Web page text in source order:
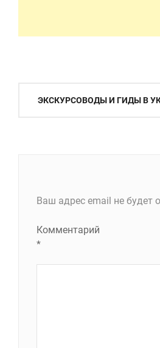
Навигация
ЭКСКУРСОВОДЫ И ГИДЫ В
Ваш адрес email не будет
Комментарий
*